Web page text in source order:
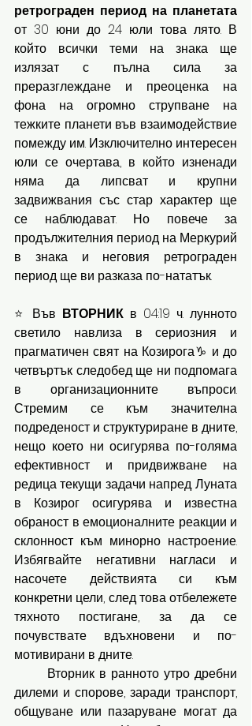
ретрограден период на планетата
от 30 юни до 24 юли това лято. В
който всички теми на знака ще
излязат с пълна сила за
преразглеждане и преоценка на
фона на огромно струпване на
тежките планети във взаимодействие
помежду им. Изключително интересен
юли се очертава, в който изненади
няма да липсват и крупни
задвижвания със стар характер ще
се наблюдават. Но повече за
продължителния период на Меркурий
в знака и неговия ретрограден
период ще ви разказа по-нататък.
⭐ Във ВТОРНИК в 04:19 ч. лунното
светило навлиза в сериозния и
прагматичен свят на Козирога♑ и до
четвъртък следобед ще ни подпомага
в организационните въпроси.
Стремим се към значителна
подреденост и структуриране в дните,
нещо което ни осигурява по-голяма
ефективност и придвижване на
редица текущи задачи напред. Луната
в Козирог осигурява и известна
обраност в емоционалните реакции и
склонност към минорно настроение.
Избягвайте негативни нагласи и
насочете действията си към
конкретни цели, след това отбележете
тяхното постигане, за да се
почувствате вдъхновени и по-
мотивирани в дните.
дилеми и спорове, заради транспорт,
общуване или пазаруване могат да